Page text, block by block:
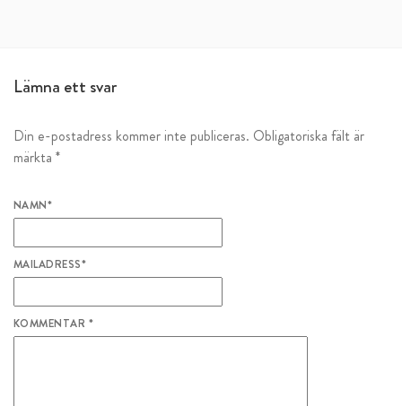
Lämna ett svar
Din e-postadress kommer inte publiceras. Obligatoriska fält är
märkta *
NAMN*
MAILADRESS*
KOMMENTAR *